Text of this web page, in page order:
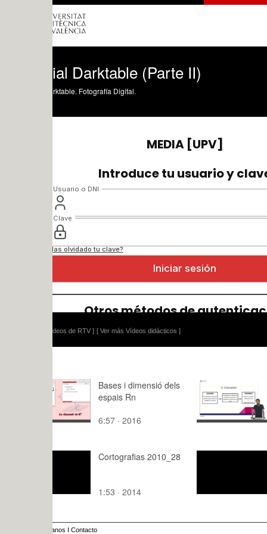
Darktable (Parte II)
Fotografía Digital.
[ Ver más Vídeos didácticos ]
Bases i dimensió dels
espais Rn
6:57 · 2016
Corrosión
2:32 · 2018
Cortografias 2010_28
1:53 · 2014 0:29 · 2014